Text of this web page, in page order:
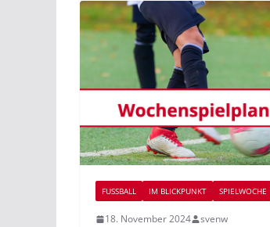
FUSSBALL IM BLICKPUNKT SPIELWOCHE
18. November 2024 svenw